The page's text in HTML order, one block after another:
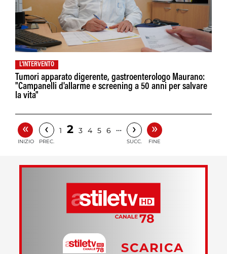
L'INTERVENTO
Tumori apparato digerente, gastroenterologo Maurano:
"Campanelli d'allarme e screening a 50 anni per salvare
la vita"
«
INIZIO
‹
PREC.
1 2 3 4 5 6 … ›
SUCC.
»
FINE
SCARICA